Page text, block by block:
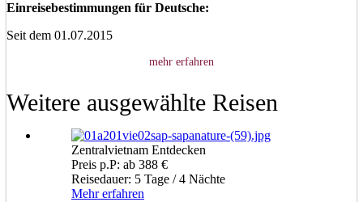
Einreisebestimmungen für Deutsche:
Seit dem 01.07.2015
mehr erfahren
Weitere ausgewählte Reisen
Zentralvietnam Entdecken
Preis p.P: ab 388 €
Reisedauer: 5 Tage / 4 Nächte
Mehr erfahren